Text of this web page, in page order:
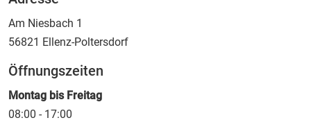
Am Niesbach 1
56821 Ellenz-Poltersdorf
Öffnungszeiten
Montag bis Freitag
08:00 - 17:00